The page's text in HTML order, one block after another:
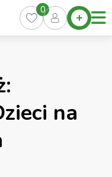
Home
Oferty
Kurs
0
na